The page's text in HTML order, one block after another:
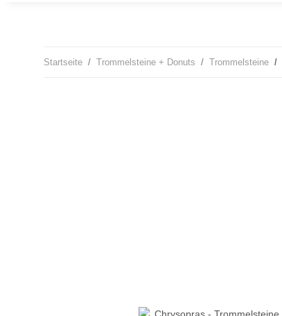
Startseite Trommelsteine + Donuts Trommelsteine